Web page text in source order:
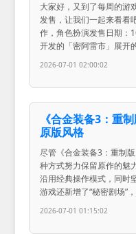
大家好，又到了每周的游
发售，让我们一起来看看
作，角色扮演发售日期：
开发的「密阿雷市」展开
2026-07-01 02:00:02
《合金装备3：重
原版风格
尽管《合金装备3：重制
种方式努力保留原作的魅
沿用经典操作模式，同时
游戏还新增了“秘密剧场”
2026-07-01 01:15:02